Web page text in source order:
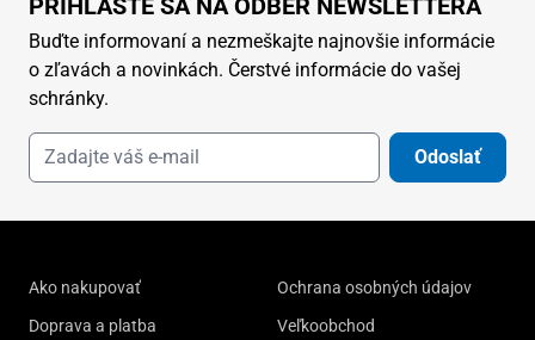
Buďte informovaní a nezmeškajte najnovšie informácie
o zľavách a novinkách. Čerstvé informácie do vašej
schránky.
Odoslať
Ako nakupovať
Doprava a platba
Ochrana osobných údajov
Veľkoobchod